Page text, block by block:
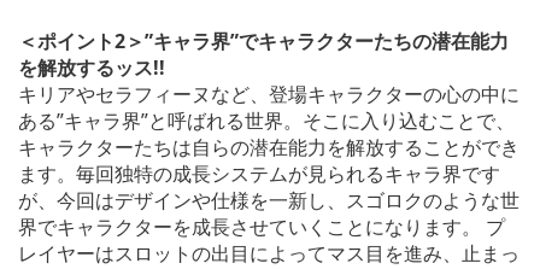
＜ポイント2＞”キャラ界”でキャラクターたちの潜在能力
を解放するッス!!
キリアやセラフィーヌなど、登場キャラクターの心の中に
ある”キャラ界”と呼ばれる世界。そこに入り込むことで、
キャラクターたちは自らの潜在能力を解放することができ
ます。毎回独特の成長システムが見られるキャラ界です
が、今回はデザインや仕様を一新し、スゴロクのような世
界でキャラクターを成長させていくことになります。 プ
レイヤーはスロットの出目によってマス目を進み、止まっ